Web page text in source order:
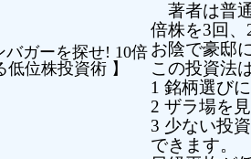
著者は普
倍株を3回
お陰で豪邸
この投資法
1 銘柄選び
2 ザラ場を
3 少ない投
できます。